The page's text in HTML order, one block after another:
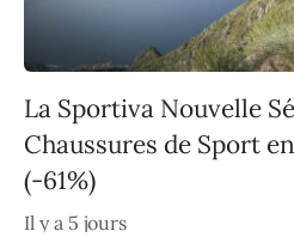
La Sportiva Nouvelle
Chaussures de Sport
(-61%)
Il y a 5 jours